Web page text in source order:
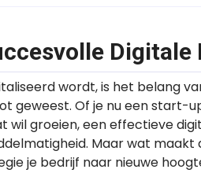
wordt, is het belang
geweest. Of je nu een start-
wil groeien, een effectieve
Maar wat
je bedrijf naar nieuwe